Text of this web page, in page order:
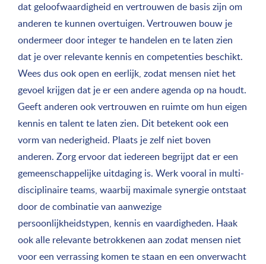
dat geloofwaardigheid en vertrouwen de basis zijn om
anderen te kunnen overtuigen. Vertrouwen bouw je
ondermeer door integer te handelen en te laten zien
dat je over relevante kennis en competenties beschikt.
Wees dus ook open en eerlijk, zodat mensen niet het
gevoel krijgen dat je er een andere agenda op na houdt.
Geeft anderen ook vertrouwen en ruimte om hun eigen
kennis en talent te laten zien. Dit betekent ook een
vorm van nederigheid. Plaats je zelf niet boven
anderen. Zorg ervoor dat iedereen begrijpt dat er een
gemeenschappelijke uitdaging is. Werk vooral in multi-
disciplinaire teams, waarbij maximale synergie ontstaat
door de combinatie van aanwezige
persoonlijkheidstypen, kennis en vaardigheden. Haak
ook alle relevante betrokkenen aan zodat mensen niet
voor een verrassing komen te staan en een onverwacht